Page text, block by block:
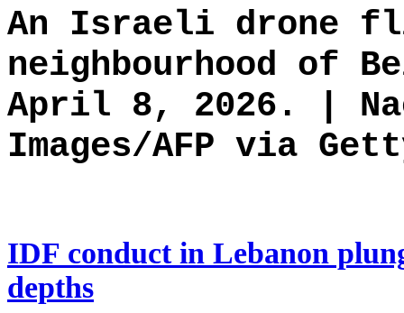
An Israeli drone
neighbourhood of
April 8, 2026. |
Images/AFP via
IDF conduct in Lebanon
depths